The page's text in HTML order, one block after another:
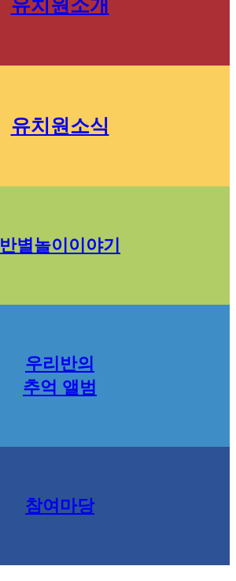
유치원소개
유치원소식
반별놀이이야기
우리반의
추억 앨범
참여마당